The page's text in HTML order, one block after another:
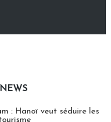
: Hanoï veut séduire les